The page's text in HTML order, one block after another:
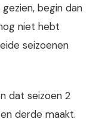
begin dan
niet hebt
seizoenen
dat seizoen 2
derde maakt.